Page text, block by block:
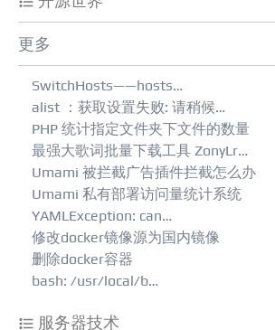
更多
SwitchHosts——hosts…
alist ：获取设置失败: 请稍候…
PHP 统计指定文件夹下文件的数量
最强大歌词批量下载工具 ZonyLr…
Umami 被拦截广告插件拦截怎么办
Umami 私有部署访问量统计系统
YAMLException: can…
修改docker镜像源为国内镜像
删除docker容器
bash: /usr/local/b…
服务器技术